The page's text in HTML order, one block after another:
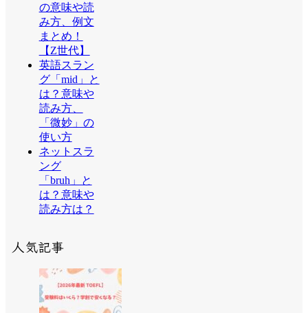
の意味や読
み方、例文
まとめ！
【Z世代】
英語スラン
グ「mid」と
は？意味や
読み方、
「微妙」の
使い方
ネットスラ
ング
「bruh」と
は？意味や
読み方は？
人気記事